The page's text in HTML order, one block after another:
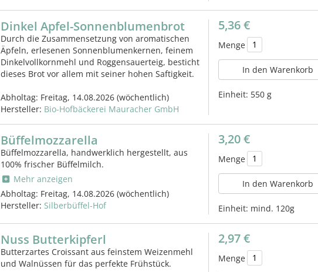
Dinkel Apfel-Sonnenblumenbrot
Durch die Zusammensetzung von aromatischen
Äpfeln, erlesenen Sonnenblumenkernen, feinem
Dinkelvollkornmehl und Roggensauerteig, besticht
dieses Brot vor allem mit seiner hohen Saftigkeit.
Abholtag: Freitag, 14.08.2026 (wöchentlich)
Hersteller: Bio-Hofbäckerei Mauracher GmbH
5,36 €
Menge
In den Warenkorb
Einheit: 550 g
Büffelmozzarella
Büffelmozzarella, handwerklich hergestellt, aus
100% frischer Büffelmilch.
Mehr anzeigen
Abholtag: Freitag, 14.08.2026 (wöchentlich)
Hersteller: Silberbüffel-Hof
3,20 €
Menge
In den Warenkorb
Einheit: mind. 120g
Nuss Butterkipferl
Butterzartes Croissant aus feinstem Weizenmehl
und Walnüssen für das perfekte Frühstück.
2,97 €
Menge